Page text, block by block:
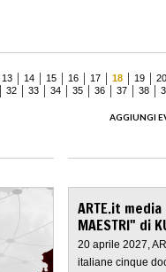
13 14 15 16 17 18 19
20
32 33 34 35 36 37 38
AGGIUNGI
ARTE.it
MAESTRI" di
20 aprile 2027,
italiane cinque